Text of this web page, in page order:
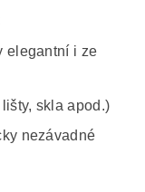
elegantní i ze
skla apod.)
nezávadné